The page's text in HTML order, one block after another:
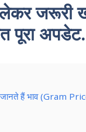
जरूरी
पूरा
हैं भाव (Gram